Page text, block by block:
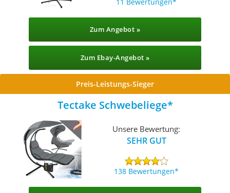
Zum Angebot »
Zum Ebay-Angebot »
Preis-Leistungs-Sieger
Tectake Schwebeliege
Unsere Bewertung:
SEHR GUT
138 Bewertungen